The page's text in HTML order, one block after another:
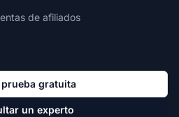
de afiliados
gratuita
un experto